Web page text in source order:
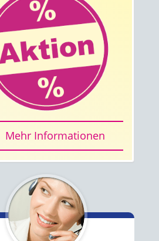
Mehr Informationen